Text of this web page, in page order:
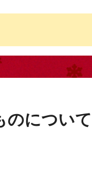
のについて